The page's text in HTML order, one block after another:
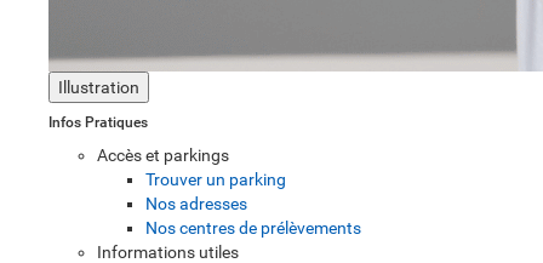
Illustration
Infos Pratiques
Accès et parkings
Trouver un parking
Nos adresses
Nos centres de prélèvements
Informations utiles